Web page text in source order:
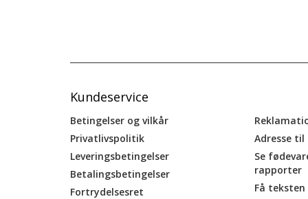
Kundeservice
Betingelser og vilkår
Privatlivspolitik
Leveringsbetingelser
Betalingsbetingelser
Fortrydelsesret
Adresse
Se
rapporter
Få